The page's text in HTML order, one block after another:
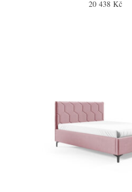
20 438 Kč